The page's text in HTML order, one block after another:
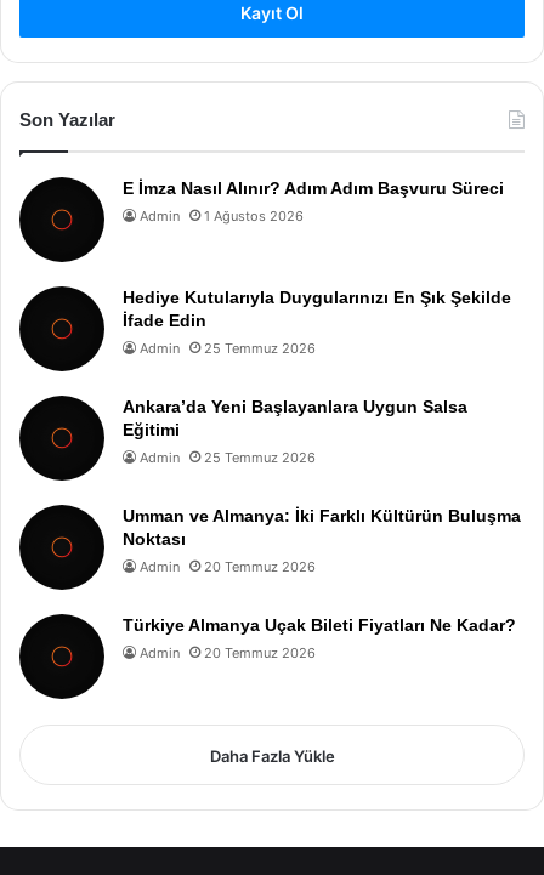
Kayıt Ol
Son Yazılar
E İmza Nasıl Alınır? Adım Adım Başvuru Süreci
Admin 1 Ağustos 2026
Hediye Kutularıyla Duygularınızı En Şık Şekilde
İfade Edin
Admin 25 Temmuz 2026
Ankara’da Yeni Başlayanlara Uygun Salsa
Eğitimi
Admin 25 Temmuz 2026
Umman ve Almanya: İki Farklı Kültürün Buluşma
Noktası
Admin 20 Temmuz 2026
Türkiye Almanya Uçak Bileti Fiyatları Ne Kadar?
Admin 20 Temmuz 2026
Daha Fazla Yükle